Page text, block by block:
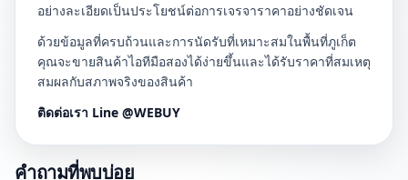
อย่างละเอียดเป็นประโยชน์ต่อการเจรจาราคาอย่างชัดเจน
ด้วยข้อมูลที่ครบถ้วนและการนัดรับที่เหมาะสมในพื้นที่ภูเก็ต
คุณจะขายสินค้าไอทีมือสองได้ง่ายขึ้นและได้รับราคาที่สมเหตุ
สมผลกับสภาพจริงของสินค้า
ติดต่อเรา Line @WEBUY
คำถามที่พบบ่อย